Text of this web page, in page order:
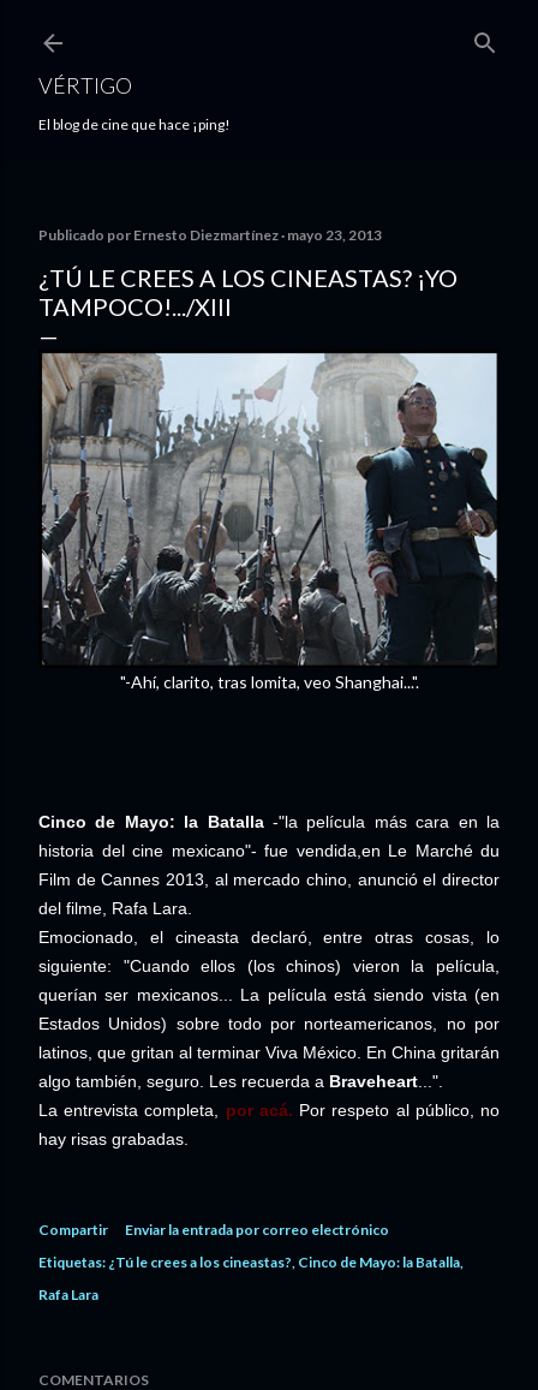
VÉRTIGO
El blog de cine que hace ¡ping!
Publicado por Ernesto Diezmartínez mayo 23, 2013
¿TÚ LE CREES A LOS CINEASTAS? ¡YO
TAMPOCO!.../XIII
"-Ahí, clarito, tras lomita, veo Shanghai...".
Cinco de Mayo: la Batalla-"la película más cara en la
historia del cine mexicano"- fue vendida,en Le Marché du
Film de Cannes 2013, al mercado chino, anunció el director
del filme, Rafa Lara.
Emocionado, el cineasta declaró, entre otras cosas, lo
siguiente: "Cuando ellos (los chinos) vieron la película,
querían ser mexicanos... La película está siendo vista (en
Estados Unidos) sobre todo por norteamericanos, no por
latinos, que gritan al terminar Viva México. En China gritarán
algo también, seguro. Les recuerda a Braveheart ...".
La entrevista completa,
por acá. Por respeto al público, no
hay risas grabadas.
Compartir
Enviar la entrada por correo electrónico
Etiquetas: ¿Tú le crees a los cineastas? Cinco de Mayo: la Batalla
Rafa Lara
COMENTARIOS